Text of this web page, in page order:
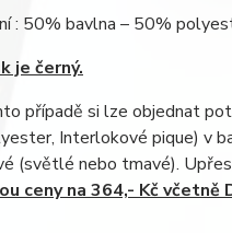
: 50% bavlna – 50%
je černý.
případě si lze objednat
Interlokové pique) v
(světlé nebo tmavé).
ceny na 364,- Kč včetně